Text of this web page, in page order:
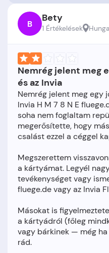
B Bety
1 Értékelések
Nemrég jelent meg
és az Invia
Nemrég jelent meg egy
Invia H M 7 8 N E
soha nem foglaltam
megerősítette, hogy
csalást ezzel a céggel
Megszerettem
a kártyámat. Legyél
tevékenységet vagy
fluege.de vagy az Invia
Másokat is
a kártyádról (főleg
vagy bárkinek — még
rád.